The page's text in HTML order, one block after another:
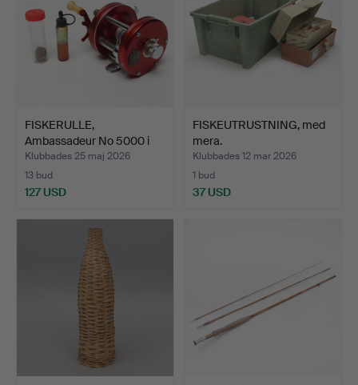
FISKERULLE,
Ambassadeur No 5000 i
original…
Klubbades 25 maj 2026
13 bud
127 USD
FISKEUTRUSTNING, med
mera.
Klubbades 12 mar 2026
1 bud
37 USD